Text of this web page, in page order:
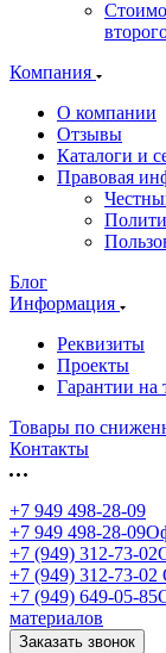
Компания
О компании
Отзывы
Каталоги и
Правовая
Блог
Информация
Реквизиты
Проекты
Гарантии на
Товары по
Контакты
+7 949 498-28-09
+7 949 498-28-09
+7 (949) 312-73-02
+7 (949) 312-73-02
+7 (949) 649-05-85
материалов
Заказать звонок